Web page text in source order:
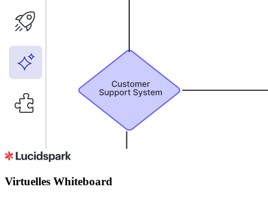
Virtuelles Whiteboard